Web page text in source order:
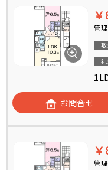
管理
お問合せ
管理